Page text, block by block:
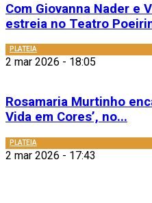
Com Giovanna Nader e
estreia no Teatro
PLATEIA
2 mar 2026 - 18:05
Rosamaria Murtinho
Vida em Cores’, no...
PLATEIA
2 mar 2026 - 17:43